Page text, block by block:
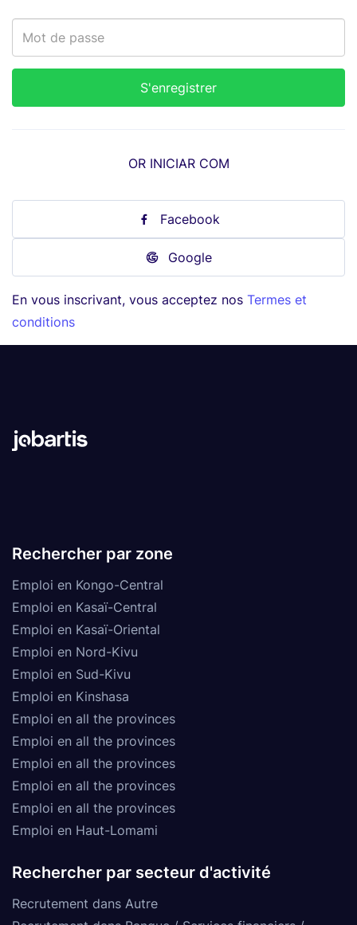
OR INICIAR COM
Facebook
Google
En vous inscrivant, vous acceptez nos Termes et
conditions
Rechercher par zone
Emploi en Kongo-Central
Emploi en Kasaï-Central
Emploi en Kasaï-Oriental
Emploi en Nord-Kivu
Emploi en Sud-Kivu
Emploi en Kinshasa
Emploi en all the provinces
Emploi en all the provinces
Emploi en all the provinces
Emploi en all the provinces
Emploi en all the provinces
Emploi en Haut-Lomami
Rechercher par secteur d'activité
Recrutement dans Autre